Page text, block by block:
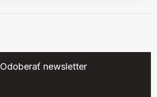
Odoberať newsletter